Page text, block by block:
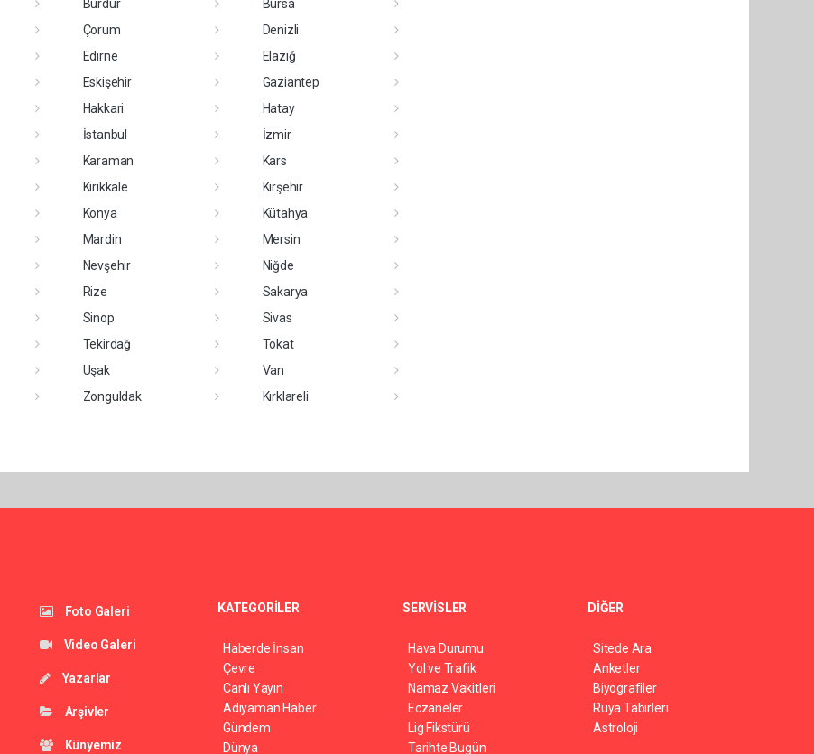
Burdur
Bursa
Çorum
Denizli
Edirne
Elazığ
Eskişehir
Gaziantep
Hakkari
Hatay
İstanbul
İzmir
Karaman
Kars
Kırıkkale
Kırşehir
Konya
Kütahya
Mardin
Mersin
Nevşehir
Niğde
Rize
Sakarya
Sinop
Sivas
Tekirdağ
Tokat
Uşak
Van
Zonguldak
Kırklareli
Foto Galeri
Video Galeri
Yazarlar
Arşivler
Künyemiz
KATEGORİLER
Haberde İnsan
Çevre
Canlı Yayın
Adıyaman Haber
Gündem
Dünya
SERVİSLER
Hava Durumu
Yol ve Trafik
Namaz Vakitleri
Eczaneler
Lig Fikstürü
Tarihte Bugün
DİĞER
Sitede Ara
Anketler
Biyografiler
Rüya Tabirleri
Astroloji